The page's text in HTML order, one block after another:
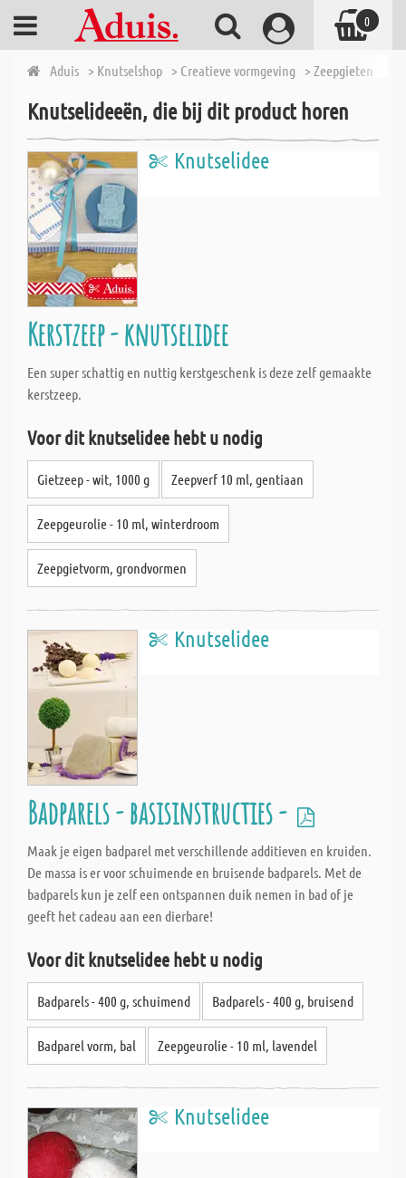
Aduis > Knutselshop > Creatieve vormgeving > Zeepgieten
Knutselideeën, die bij dit product horen
Knutselidee
Kerstzeep - knutselidee
Een super schattig en nuttig kerstgeschenk is deze zelf gemaakte
kerstzeep.
Voor dit knutselidee hebt u nodig
Gietzeep - wit, 1000 g Zeepverf 10 ml, gentiaan
Zeepgeurolie - 10 ml, winterdroom
Zeepgietvorm, grondvormen
Knutselidee
Badparels - basisinstructies -
Maak je eigen badparel met verschillende additieven en kruiden.
De massa is er voor schuimende en bruisende badparels. Met de
badparels kun je zelf een ontspannen duik nemen in bad of je
geeft het cadeau aan een dierbare!
Voor dit knutselidee hebt u nodig
Badparels - 400 g, schuimend Badparels - 400 g, bruisend
Badparel vorm, bal Zeepgeurolie - 10 ml, lavendel
Knutselidee
0